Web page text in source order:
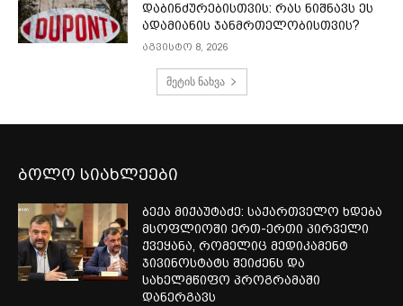
დაბინძურებისთვის: რას ნიშნავს ეს
ადამიანის ჯანმრთელობისთვის?
აგვისტო 8, 2026
მეტის ნახვა
ბოლო სიახლეები
ბექა მიქაუტაძე: საქართველო ხდება
მსოფლიოში ერთ-ერთი პირველი
ქვეყანა, რომელიც მედიკამენტ
ჯივინოსტატს შეიძენს და
სახელმწიფო პროგრამაში
დანერგავს